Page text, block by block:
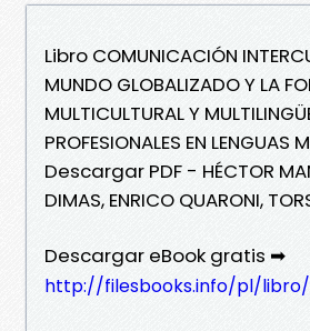
Libro COMUNICACIÓN
MUNDO GLOBALIZADO Y LA
MULTICULTURAL Y
PROFESIONALES EN LENGUAS
Descargar PDF - HÉCTOR
DIMAS, ENRICO QUARONI,
Descargar eBook gratis ➡
http://filesbooks.info/pl/libro/